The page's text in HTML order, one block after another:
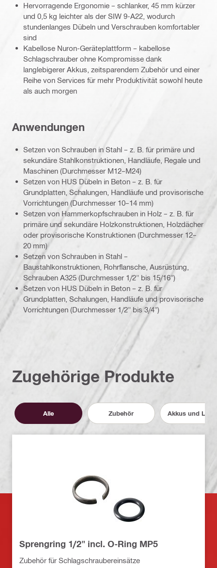
Hervorragende Ergonomie – schlanker, 45 mm kürzer
und 0,5 kg leichter als der SIW 9-A22, wodurch
stundenlanges Dübeln und Verschrauben komfortabler
sind
Kabellose Nuron-Geräteplattform – kabellose
Schlagschrauber ohne Kompromisse dank
langlebigerer Akkus, zeitsparendem Zubehör und einer
Reihe von Services für mehr Produktivität sowohl heute
als auch morgen
Anwendungen
Setzen von Schrauben in Stahl – z. B. für primäre und
sekundäre Stahlkonstruktionen, Handläufe, Regale und
Maschinen (Durchmesser M12–M24)
Setzen von HUS Dübeln in Beton – z. B. für
Grundplatten, Schalungen, Handläufe und provisorische
Vorrichtungen (Durchmesser 10–14 mm)
Setzen von Hammerkopfschrauben in Holz – z. B. für
primäre und sekundäre Holzkonstruktionen, Holzdächer
oder provisorische Konstruktionen (Durchmesser 12–
20 mm)
Setzen von Schrauben in Stahl –
Baustahlkonstruktionen, Rohrflansche, Ausrüstung,
Schrauben A325 (Durchmesser 1/2" bis 15/16")
Setzen von HUS Dübeln in Beton – z. B. für
Grundplatten, Schalungen, Handläufe und provisorische
Vorrichtungen (Durchmesser 1/2" bis 3/4")
Zugehörige Produkte
Alle Zubehör Akkus und
Sprengring 1/2" incl. O-Ring MP5
Zubehör für Schlagschraubereinsätze